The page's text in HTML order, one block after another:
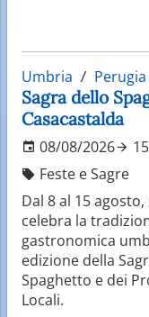
Umbria Perugia
Sagra dello
Casacastalda
08/08/2026
Feste e Sagre
Dal 8 al 15
celebra la
gastronomica
edizione della
Spaghetto e dei
Locali.